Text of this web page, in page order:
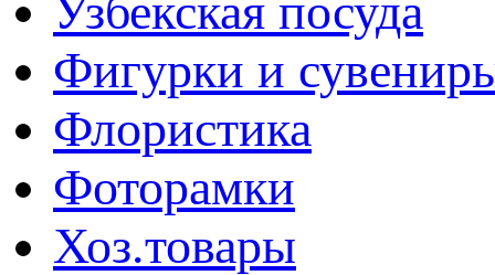
Узбекская посуда
Фигурки и
Флористика
Фоторамки
Хоз.товары